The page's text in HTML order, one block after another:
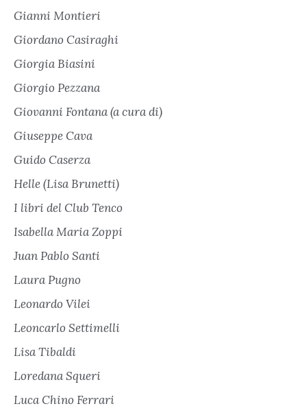
Gianni Montieri
Giordano Casiraghi
Giorgia Biasini
Giorgio Pezzana
Giovanni Fontana (a cura di)
Giuseppe Cava
Guido Caserza
Helle (Lisa Brunetti)
I libri del Club Tenco
Isabella Maria Zoppi
Juan Pablo Santi
Laura Pugno
Leonardo Vilei
Leoncarlo Settimelli
Lisa Tibaldi
Loredana Squeri
Luca Chino Ferrari